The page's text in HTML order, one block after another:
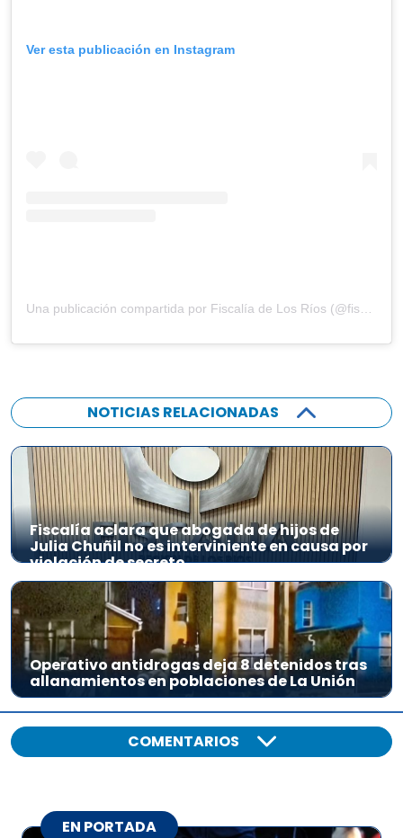
Ver esta publicación en Instagram
NOTICIAS RELACIONADAS
Fiscalía aclara que abogada de hijos de
Julia Chuñil no es interviniente en causa por
violación de secreto
Operativo antidrogas deja 8 detenidos tras
allanamientos en poblaciones de La Unión
COMENTARIOS
EN PORTADA